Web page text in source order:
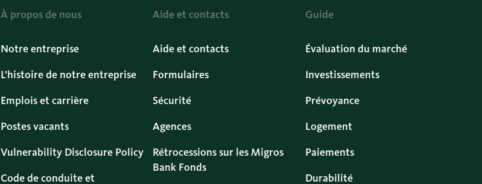
À propos de nous
Notre entreprise
L’histoire de notre entreprise
Emplois et carrière
Postes vacants
Vulnerability Disclosure Policy
Code de conduite et
Aide et contacts
Aide et contacts
Formulaires
Sécurité
Agences
Rétrocessions sur les Migros
Bank Fonds
Guide
Évaluation du marché
Investissements
Prévoyance
Logement
Paiements
Durabilité